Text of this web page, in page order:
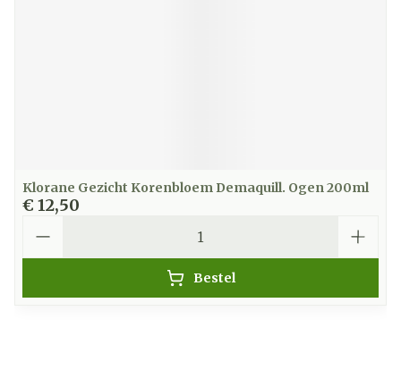
Klorane Gezicht Korenbloem Demaquill. Ogen 200ml
€ 12,50
Bestel